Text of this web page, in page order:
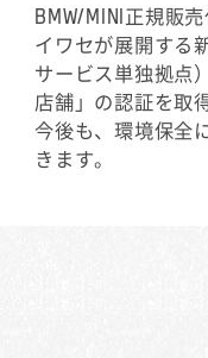
BMW/MINI正規販
イワセが展開する
サービス単独拠点
店舗」の認証を取
今後も、環境保全
きます。